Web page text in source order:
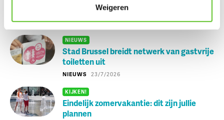
Weigeren
Bestel nu al je BRUZZKet-schoolkalender
NIEUWS
Stad Brussel breidt netwerk van gastvrije
toiletten uit
NIEUWS 23/7/2026
KIJKEN!
Eindelijk zomervakantie: dit zijn jullie
plannen